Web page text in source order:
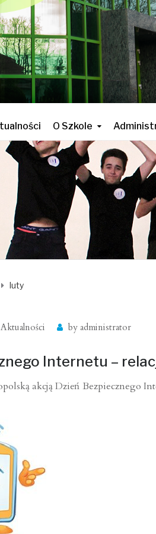
O Szkole
luty
Aktualności by administrator
Internetu –
akcją Dzień Bezpiecznego